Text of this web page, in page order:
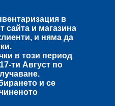
в
сайта и магазина
и няма да
в този период
17-ти Август по
и се